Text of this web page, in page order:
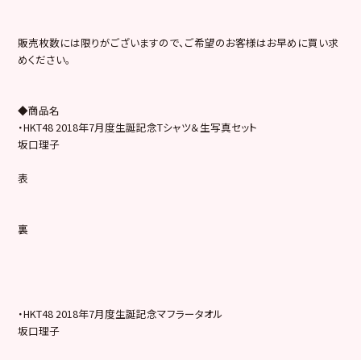
販売枚数には限りがございますので、ご希望のお客様はお早めに買い求
めください。
◆商品名
・HKT48 2018年7月度生誕記念Tシャツ＆生写真セット
坂口理子
表
裏
・HKT48 2018年7月度生誕記念マフラータオル
坂口理子